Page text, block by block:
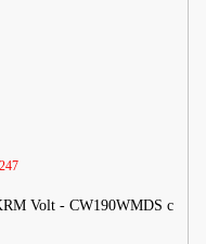
Volt - CW190WMDS с